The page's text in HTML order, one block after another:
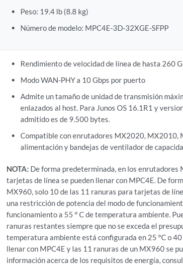
Peso: 19.4 lb (8.8 kg)
Número de modelo: MPC4E-3D-32XGE-SFPP
Rendimiento de velocidad de línea de hasta 260
Modo WAN-PHY a 10 Gbps por puerto
Admite un tamaño de unidad de transmisión
enlazados al host. Para Junos OS 16.1R1 y
admitido es de 9.500 bytes.
Compatible con enrutadores MX2020, MX2010,
alimentación y bandejas de ventilador de
NOTA: De forma predeterminada, en los enrutadores
tarjetas de línea se pueden llenar con MPC4E. De
MX960, solo 10 de las 11 ranuras para tarjetas de
una restricción de potencia del modo de
funcionamiento a 55 ° C de temperatura ambiente.
ranuras restantes siempre que no se exceda el
temperatura ambiente está configurada en 25 °C o 40
llenar con MPC4E y las 11 ranuras de un MX960 se
información acerca de los requisitos de energía,